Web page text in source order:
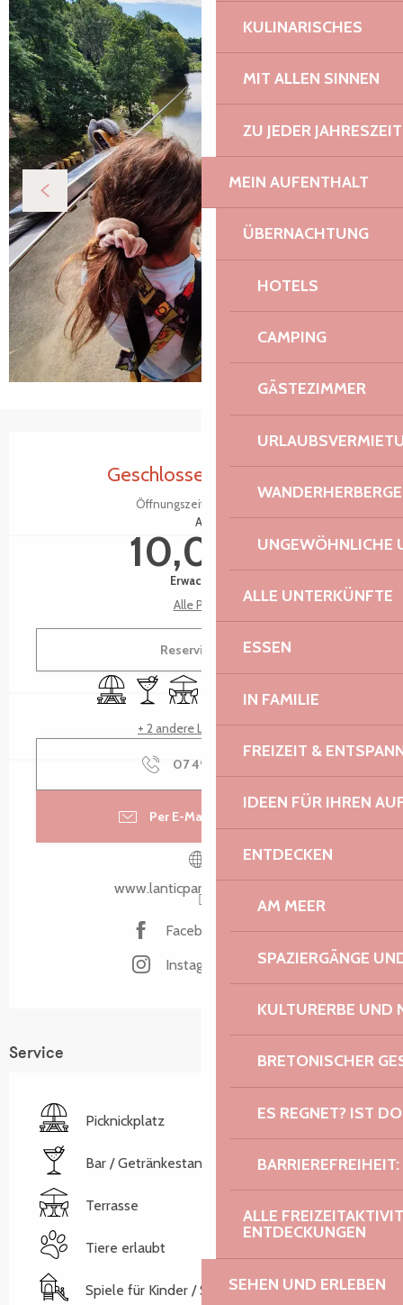
KULINARISCHES
MIT ALLEN SINNEN
ZU JEDER JAHRESZEIT
MEIN AUFENTHALT
ÜBERNACHTUNG
HOTELS
CAMPING
GÄSTEZIMMER
UNGEWÖHNLICHE
ALLE UNTERKÜNFTE
ESSEN
IN FAMILIE
FREIZEIT &
IDEEN FÜR IHREN
ENTDECKEN
AM MEER
SPAZIERGÄNGE
KULTURERBE UND
BRETONISCHER
ES REGNET? IST
ALLE
ENTDECKUNGEN
SEHEN UND ERLEBEN
Öffnungszeiten & Kontaktdaten
Geschlossen für heute
Öffnungszeiten ansehen
Ab
10,00 €
Erwachsene
Alle Preise
Reservieren
PicknickplatzBar / Getränkestand
Terrasse
+ 2 andere Leistung(en)
07 49 29 81
Per E-Mail kontaktieren
www.lanticparcaventure.bzh
Facebook Seite
Instagram Seite
Service
Picknickplatz
Bar / Getränkestand
Terrasse
Tiere erlaubt
Spiele für Kinder / Spielplatz